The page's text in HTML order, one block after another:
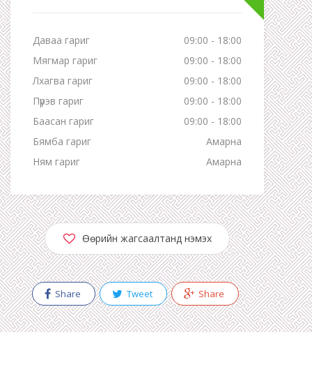
Даваа гариг
09:00 - 18:00
Мягмар гариг
09:00 - 18:00
Лхагва гариг
09:00 - 18:00
Пүрэв гариг
09:00 - 18:00
Баасан гариг
09:00 - 18:00
Бямба гариг
Амарна
Ням гариг
Амарна
Өөрийн жагсаалтанд нэмэх
Share Tweet Share